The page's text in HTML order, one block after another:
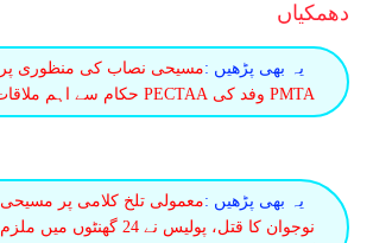
دھمکیاں
یہ بھی پڑھیں :مسیحی نصاب کی منظوری پر
PMTA وفد کی PECTAA حکام سے اہم ملاقات
یہ بھی پڑھیں :معمولی تلخ کلامی پر مسیحی
نوجوان کا قتل، پولیس نے 24 گھنٹوں میں ملزم